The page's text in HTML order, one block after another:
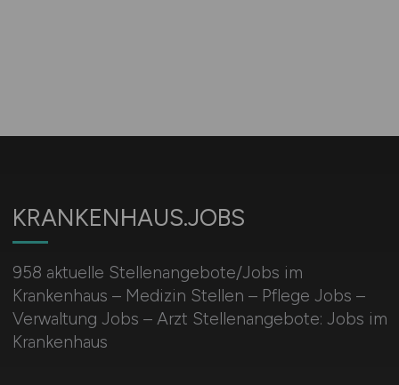
KRANKENHAUS.JOBS
958 aktuelle Stellenangebote/Jobs im
Krankenhaus – Medizin Stellen – Pflege Jobs –
Verwaltung Jobs – Arzt Stellenangebote: Jobs im
Krankenhaus